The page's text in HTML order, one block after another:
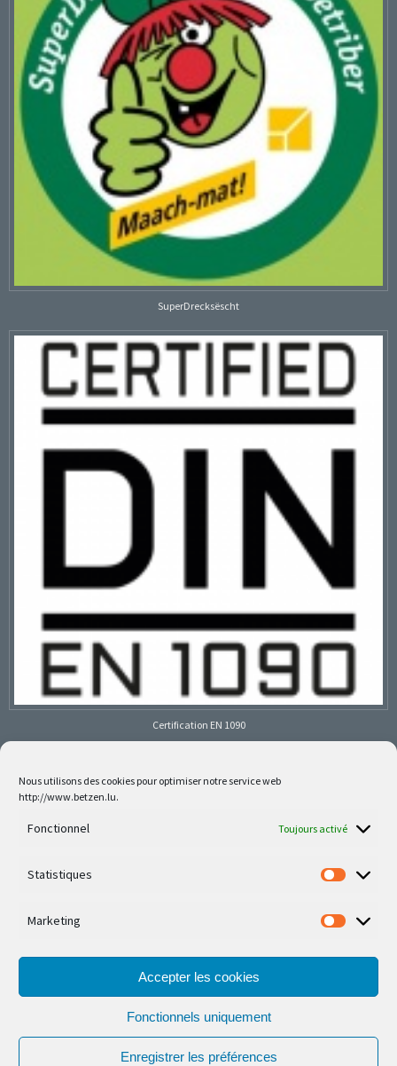
Nous utilisons des cookies pour optimiser notre service web
http://www.betzen.lu.
Fonctionnel Toujours activé
Statistiques
Marketing
Accepter les cookies
Fonctionnels uniquement
Enregistrer les préférences
SuperDrecksëscht
Certification EN 1090
Follow us on social media